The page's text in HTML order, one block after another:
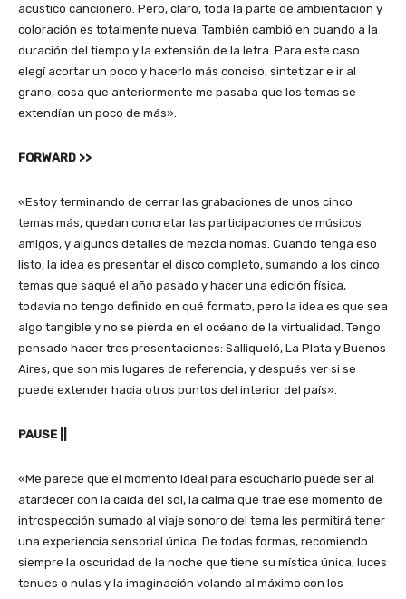
acústico cancionero. Pero, claro, toda la parte de ambientación y
coloración es totalmente nueva. También cambió en cuando a la
duración del tiempo y la extensión de la letra. Para este caso
elegí acortar un poco y hacerlo más conciso, sintetizar e ir al
grano, cosa que anteriormente me pasaba que los temas se
extendían un poco de más».
FORWARD >>
«Estoy terminando de cerrar las grabaciones de unos cinco
temas más, quedan concretar las participaciones de músicos
amigos, y algunos detalles de mezcla nomas. Cuando tenga eso
listo, la idea es presentar el disco completo, sumando a los cinco
temas que saqué el año pasado y hacer una edición física,
todavía no tengo definido en qué formato, pero la idea es que sea
algo tangible y no se pierda en el océano de la virtualidad. Tengo
pensado hacer tres presentaciones: Salliqueló, La Plata y Buenos
Aires, que son mis lugares de referencia, y después ver si se
puede extender hacia otros puntos del interior del país».
PAUSE ||
«Me parece que el momento ideal para escucharlo puede ser al
atardecer con la caída del sol, la calma que trae ese momento de
introspección sumado al viaje sonoro del tema les permitirá tener
una experiencia sensorial única. De todas formas, recomiendo
siempre la oscuridad de la noche que tiene su mística única, luces
tenues o nulas y la imaginación volando al máximo con los